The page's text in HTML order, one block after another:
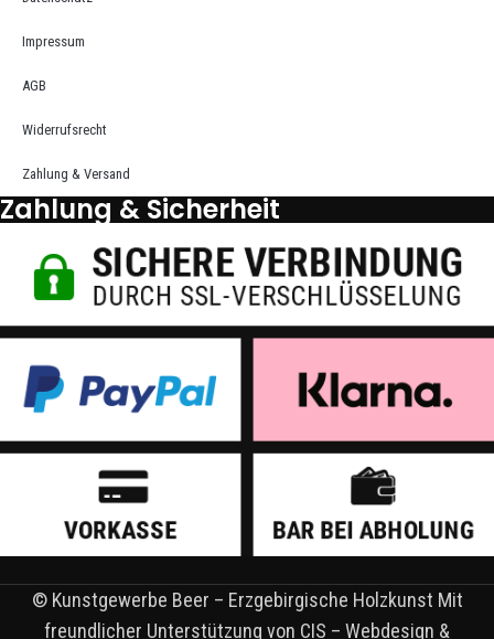
Impressum
AGB
Widerrufsrecht
Zahlung & Versand
Zahlung & Sicherheit
© Kunstgewerbe Beer – Erzgebirgische Holzkunst Mit
freundlicher Unterstützung von CIS – Webdesign &